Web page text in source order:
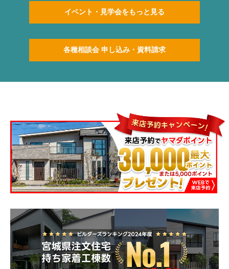
イベント・見学会をもっと見る
各種相談会 申し込み・資料請求